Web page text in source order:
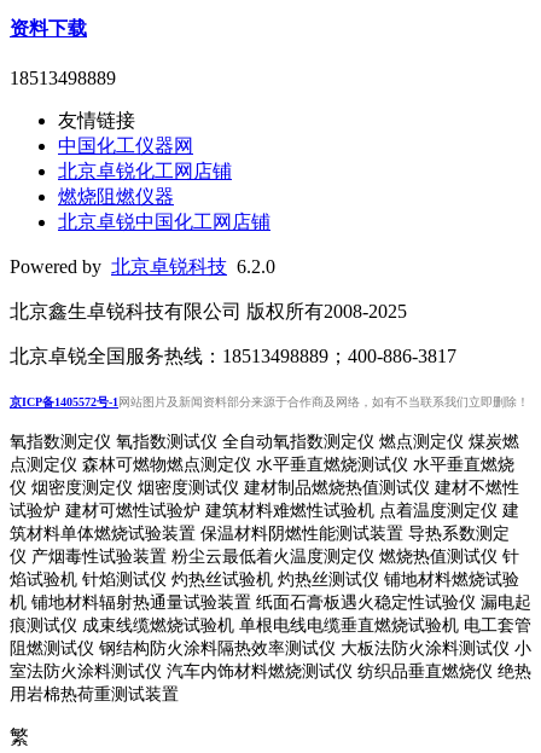
资料下载
18513498889
友情链接
中国化工仪器网
北京卓锐化工网店铺
燃烧阻燃仪器
北京卓锐中国化工网店铺
Powered by 北京卓锐科技 6.2.0
北京鑫生卓锐科技有限公司 版权所有2008-2025
北京卓锐全国服务热线：18513498889；400-886-3817
京ICP备1405572号-1网站图片及新闻资料部分来源于合作商及网络，如有不当联系我们立即删除！
氧指数测定仪 氧指数测试仪 全自动氧指数测定仪 燃点测定仪 煤炭燃
点测定仪 森林可燃物燃点测定仪 水平垂直燃烧测试仪 水平垂直燃烧
仪 烟密度测定仪 烟密度测试仪 建材制品燃烧热值测试仪 建材不燃性
试验炉 建材可燃性试验炉 建筑材料难燃性试验机 点着温度测定仪 建
筑材料单体燃烧试验装置 保温材料阴燃性能测试装置 导热系数测定
仪 产烟毒性试验装置 粉尘云最低着火温度测定仪 燃烧热值测试仪 针
焰试验机 针焰测试仪 灼热丝试验机 灼热丝测试仪 铺地材料燃烧试验
机 铺地材料辐射热通量试验装置 纸面石膏板遇火稳定性试验仪 漏电起
痕测试仪 成束线缆燃烧试验机 单根电线电缆垂直燃烧试验机 电工套管
阻燃测试仪 钢结构防火涂料隔热效率测试仪 大板法防火涂料测试仪 小
室法防火涂料测试仪 汽车内饰材料燃烧测试仪 纺织品垂直燃烧仪 绝热
用岩棉热荷重测 试装置
繁